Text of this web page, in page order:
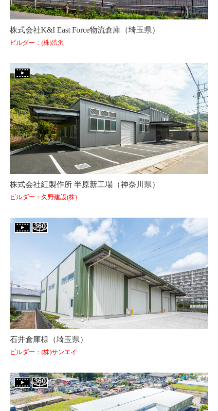
株式会社K&I East Force物流倉庫（埼玉県）
ビルダー：(株)渋沢
株式会社紅製作所 半原新工場（神奈川県）
ビルダー：久野建設(株)
石井倉庫様（埼玉県）
ビルダー：(株)サンエイ